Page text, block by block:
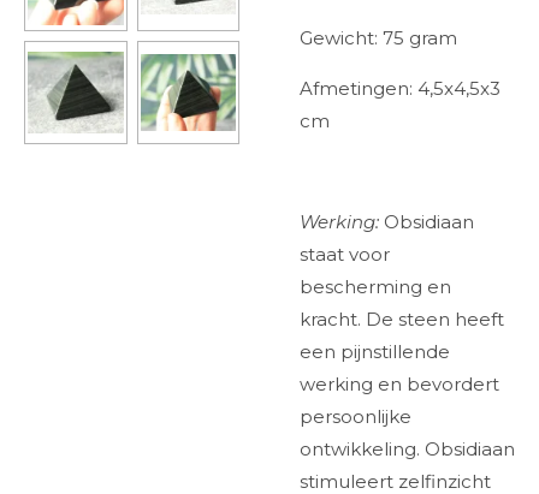
Gewicht: 75 gram
Afmetingen: 4,5x4,5x3
cm
Werking: Obsidiaan
staat voor
bescherming en
kracht. De steen heeft
een pijnstillende
werking en bevordert
persoonlijke
ontwikkeling. Obsidiaan
stimuleert zelfinzicht